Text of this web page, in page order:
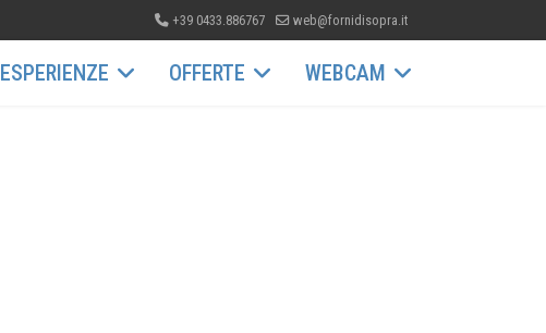
+39 0433.886767 web@fornidisopra.it
ESPERIENZE OFFERTE WEBCAM